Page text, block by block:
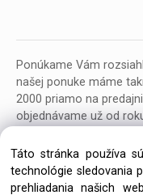
Ponúkame Vám
našej ponuke máme
2000 priamo na
objednávame už od
Táto stránka používa
technológie sledovania
prehliadania našich